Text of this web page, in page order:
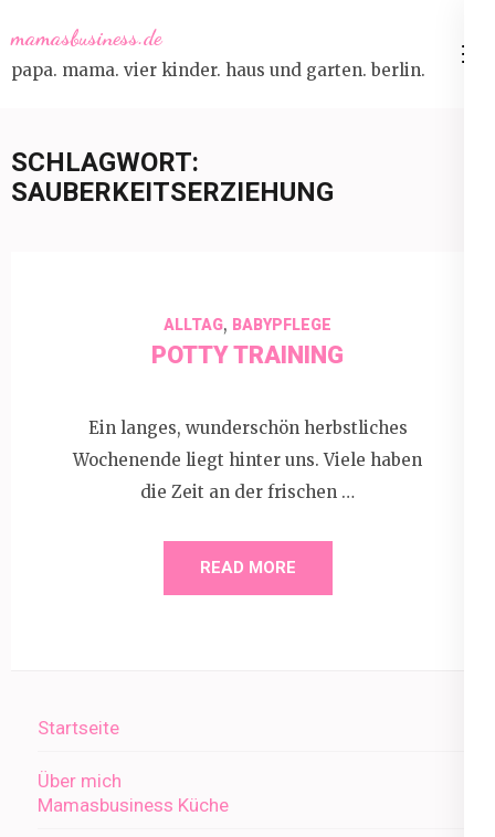
to
content
mamasbusiness.de
papa. mama. vier kinder. haus und garten. berlin.
SCHLAGWORT:
SAUBERKEITSERZIEHUNG
ALLTAG, BABYPFLEGE
POTTY TRAINING
Ein langes, wunderschön herbstliches
Wochenende liegt hinter uns. Viele haben
die Zeit an der frischen …
READ MORE
Startseite
Über mich
Mamasbusiness Küche